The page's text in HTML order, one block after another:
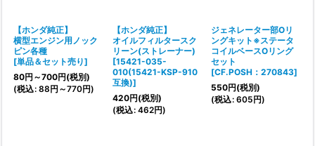
【ホンダ純正】
横型エンジン用ノック
ピン各種
[単品＆セット売り]
80円 ～700円(税別)
(税込: 88円 ～770円)
【ホンダ純正】
オイルフィルタースク
リーン(ストレーナー)
[15421-035-
010(15421-KSP-910
互換)]
420円(税別)
(税込: 462円)
ジェネレーター部Oリ
ングキット※ステータ
コイルベースOリング
セット
[CF.POSH：270843]
550円(税別)
(税込: 605円)